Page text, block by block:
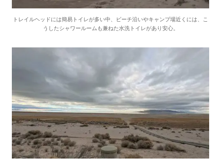
トレイルヘッドには簡易トイレが多い中、ビーチ沿いやキャンプ場近くには、こ
うしたシャワールームも兼ねた水洗トイレがあり安心。